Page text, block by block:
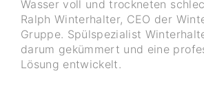
Wasser voll und trockneten
Ralph Winterhalter, CEO der
Gruppe. Spülspezialist
darum gekümmert und eine
Lösung entwickelt.